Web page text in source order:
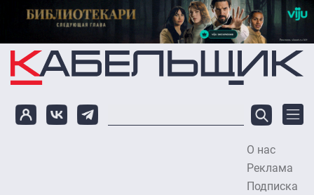
Перейти к основному содержанию
О нас
Реклама
Подписка